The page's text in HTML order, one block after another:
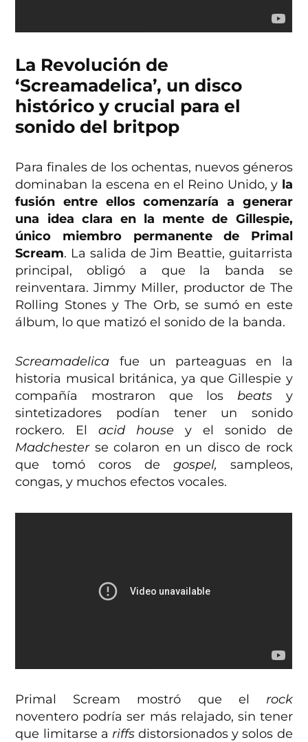
La Revolución de
‘Screamadelica’, un disco
histórico y crucial para el
sonido del britpop
Para finales de los ochentas, nuevos géneros
dominaban la escena en el Reino Unido, y la
fusión entre ellos comenzaría a generar
una idea clara en la mente de Gillespie,
único miembro permanente de Primal
Scream. La salida de Jim Beattie, guitarrista
principal, obligó a que la banda se
reinventara. Jimmy Miller, productor de The
Rolling Stones y The Orb, se sumó en este
álbum, lo que matizó el sonido de la banda.
Screamadelica fue un parteaguas en la
historia musical británica, ya que Gillespie y
compañía mostraron que los beats y
sintetizadores podían tener un sonido
rockero. Elacid house y el sonido de
Madchester se colaron en un disco de rock
que tomó coros de gospel, sampleos,
congas, y muchos efectos vocales.
Primal Scream mostró que el rock
noventero podría ser más relajado, sin tener
que limitarse a riffsdistorsionados y solos de